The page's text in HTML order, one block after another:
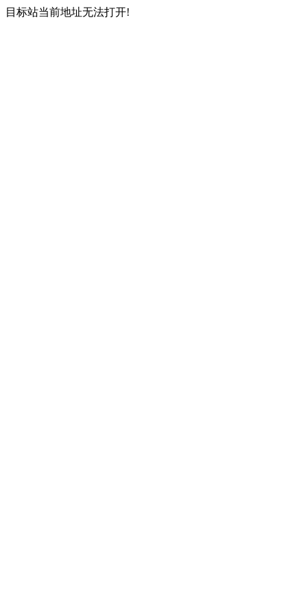
目标站当前地址无法打开!